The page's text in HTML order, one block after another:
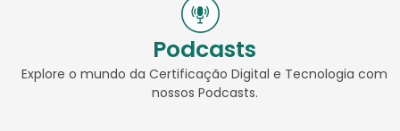
Podcasts
Explore o mundo da Certificação Digital e Tecnologia com
nossos Podcasts.